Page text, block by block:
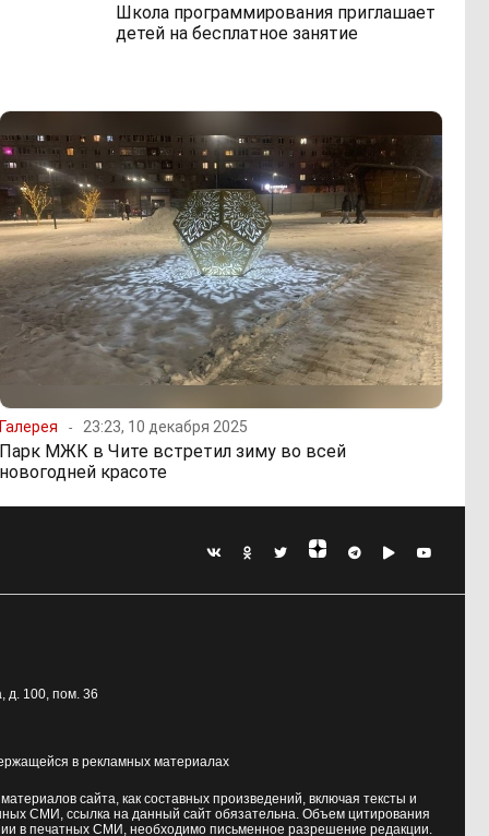
Школа программирования приглашает
детей на бесплатное занятие
Галерея 23:23, 10 декабря 2025
Парк МЖК в Чите встретил зиму во всей
новогодней красоте
д. 100, пом. 36
в рекламных материалах
сайта, как составных произведений, включая тексты и
СМИ, ссылка на данный сайт обязательна. Объем цитирования
в печатных СМИ, необходимо письменное разрешение редакции.